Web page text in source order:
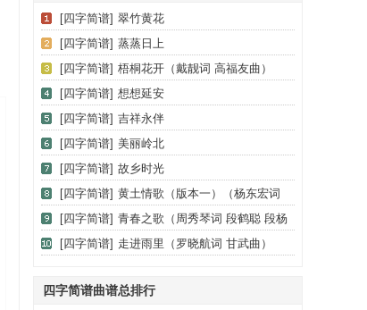
[四字简谱] 翠竹黄花
[四字简谱] 蒸蒸日上
[四字简谱] 梧桐花开（戴靓词 高福友曲）
[四字简谱] 想想延安
[四字简谱] 吉祥永伴
[四字简谱] 美丽岭北
[四字简谱] 故乡时光
[四字简谱] 黄土情歌（版本一）（杨东宏词
刘北休曲）
[四字简谱] 青春之歌（周秀琴词 段鹤聪 段杨
春子曲）
[四字简谱] 走进雨里（罗晓航词 甘武曲）
四字简谱曲谱总排行